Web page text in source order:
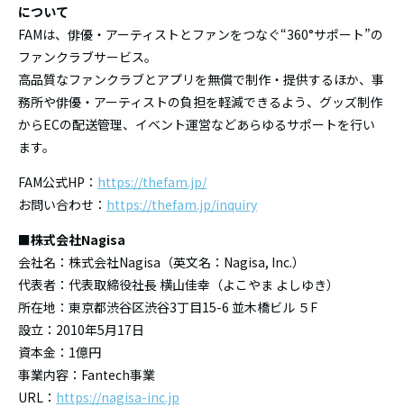
について
FAMは、俳優・アーティストとファンをつなぐ“360°サポート”の
ファンクラブサービス。
高品質なファンクラブとアプリを無償で制作・提供するほか、事
務所や俳優・アーティストの負担を軽減できるよう、グッズ制作
からECの配送管理、イベント運営などあらゆるサポートを行い
ます。
FAM公式HP： https://thefam.jp/
お問い合わせ： https://thefam.jp/inquiry
■株式会社Nagisa
会社名：株式会社Nagisa（英文名：Nagisa, Inc.）
代表者：代表取締役社長 横山佳幸（よこやま よしゆき）
所在地：東京都渋谷区渋谷3丁目15-6 並木橋ビル ５F
設立：2010年5月17日
資本金：1億円
事業内容：Fantech事業
URL： https://nagisa-inc.jp